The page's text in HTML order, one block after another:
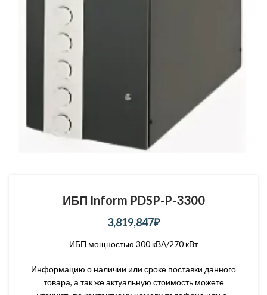
ИБП Inform PDSP-P-3300
3,819,847₽
ИБП мощностью 300 кВА/270 кВт
Информацию о наличии или сроке поставки данного
товара, а так же актуальную стоимость можете